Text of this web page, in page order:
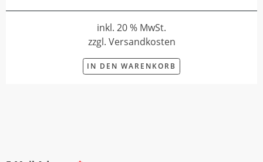
inkl. 20 % MwSt.
zzgl. Versandkosten
IN DEN WARENKORB